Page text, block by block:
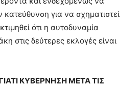
για να σχηματιστεί
ότι η αυτοδυναμία
στις δεύτερες εκλογές είναι
ΚΥΒΕΡΝΗΣΗ ΜΕΤΑ ΤΙΣ